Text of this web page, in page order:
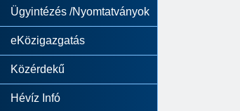
Ügyintézés /Nyomtatványok
eKözigazgatás
Közérdekű
Hévíz Infó